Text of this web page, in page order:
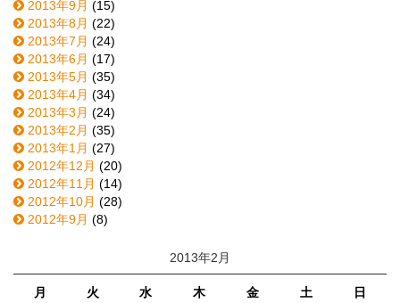
2013年9月 (15)
2013年8月 (22)
2013年7月 (24)
2013年6月 (17)
2013年5月 (35)
2013年4月 (34)
2013年3月 (24)
2013年2月 (35)
2013年1月 (27)
2012年12月 (20)
2012年11月 (14)
2012年10月 (28)
2012年9月 (8)
2013年2月
月 火 水 木 金 土 日